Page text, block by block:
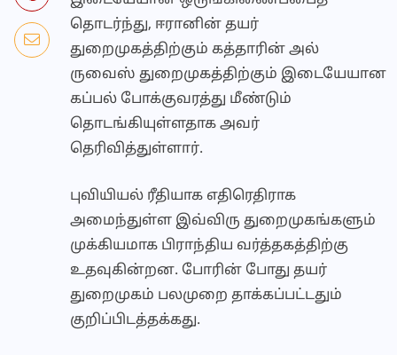
தொடர்ந்து, ஈரானின் தயர்
துறைமுகத்திற்கும் கத்தாரின் அல்
ருவைஸ் துறைமுகத்திற்கும் இடையேயான
கப்பல் போக்குவரத்து மீண்டும்
தொடங்கியுள்ளதாக அவர்
தெரிவித்துள்ளார்.
புவியியல் ரீதியாக எதிரெதிராக
அமைந்துள்ள இவ்விரு துறைமுகங்களும்
முக்கியமாக பிராந்திய வர்த்தகத்திற்கு
உதவுகின்றன. போரின் போது தயர்
துறைமுகம் பலமுறை தாக்கப்பட்டதும்
குறிப்பிடத்தக்கது.